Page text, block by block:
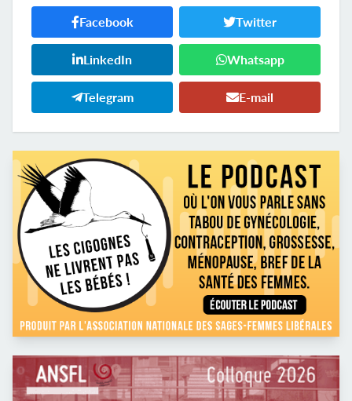
Facebook Twitter
LinkedIn Whatsapp
Telegram E-mail